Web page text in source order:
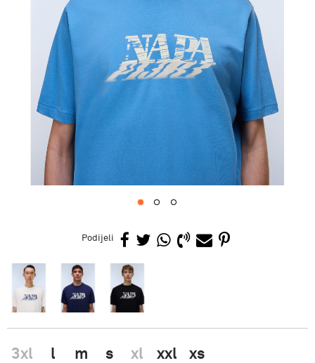
Podijeli
3xl l m s xl xxl xs